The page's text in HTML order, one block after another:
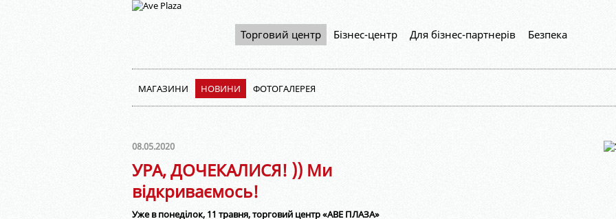
Торговий центр Бізнес-центр Для бізнес-партнерів Безпека
МАГАЗИНИ НОВИНИ ФОТОГАЛЕРЕЯ
08.05.2020
УРА, ДОЧЕКАЛИСЯ! )) Ми
відкриваємось!
Уже в понеділок, 11 травня, торговий центр «АВЕ ПЛАЗА»